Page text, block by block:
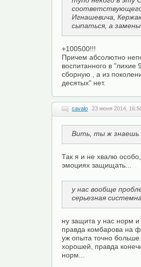
соответствующего
Игнашевича,
сыпаться, а
+100500!!!
Причем абсолютно
воспитанного в
сборную , а из
десятых" нет.
cavalo 23 июня 2014,
Вить, ты ж знаешь
Так я и не хвалю
эмоциях защищать...
у нас вообще
серьезная
ну защита у нас норм
правда комбарова на
уж опыта точно больше
хорошей, правда
норм...